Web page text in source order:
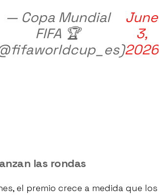
— Copa Mundial
FIFA 🏆
June
3,
2026
las rondas
el premio crece a medida que los